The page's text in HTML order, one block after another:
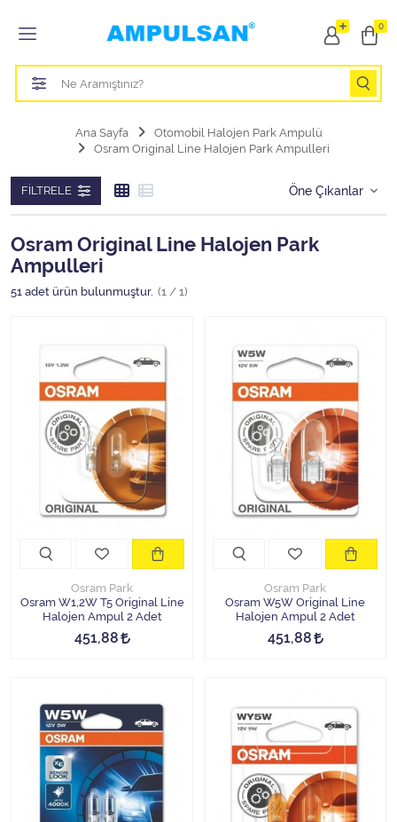
0
Tüm Kategoriler
Led Aydınlatma Ampulü
Otomobil Halojen Far Ampulü
Otomobil Xenon Far Ampulü
Otomobil Led Far Ampulü
Otomobil Halojen Park Ampulü
Otomobil Gösterge Ampulü
Halojen Off Road Rally Ampulü
Motosiklet Halojen Far Ampulü
Kamyon Halojen Far Ampulü
Kamyon Halojen Park Ampulü
Kamyon Gösterge Ampulü
Tüm Kategorileri Gör
Ana Sayfa
Otomobil Halojen Park Ampulü
Osram Original Line Halojen Park Ampulleri
FILTRELE
Osram Original Line Halojen Park
Ampulleri
51 adet ürün bulunmuştur. (1 / 1)
Osram Park
Osram W1,2W T5 Original Line
Halojen Ampul 2 Adet
451,88
Osram Park
Osram W5W Original Line
Halojen Ampul 2 Adet
451,88